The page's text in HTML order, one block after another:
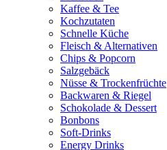
Kaffee & Tee
Kochzutaten
Schnelle Küche
Fleisch & Alternativen
Chips & Popcorn
Salzgebäck
Nüsse & Trockenfrüchte
Backwaren & Riegel
Schokolade & Dessert
Bonbons
Soft-Drinks
Energy Drinks